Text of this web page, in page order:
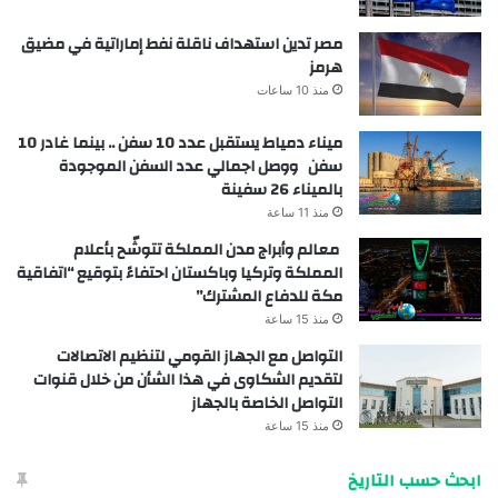
مصر تدين استهداف ناقلة نفط إماراتية في مضيق
هرمز
منذ 10 ساعات
ميناء دمياط يستقبل عدد 10 سفن .. بينما غادر 10
سفن ووصل اجمالي عدد السفن الموجودة
بالميناء 26 سفينة
منذ 11 ساعة
معالم وأبراج مدن المملكة تتوشّح بأعلام
المملكة وتركيا وباكستان احتفاءً بتوقيع “اتفاقية
مكة للدفاع المشترك”
منذ 15 ساعة
التواصل مع الجهاز القومي لتنظيم الاتصالات
لتقديم الشكاوى في هذا الشأن من خلال قنوات
التواصل الخاصة بالجهاز
منذ 15 ساعة
ابحث حسب التاريخ